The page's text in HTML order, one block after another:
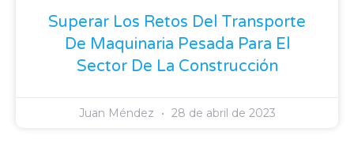
Superar Los Retos Del Transporte
De Maquinaria Pesada Para El
Sector De La Construcción
Juan Méndez 28 de abril de 2023